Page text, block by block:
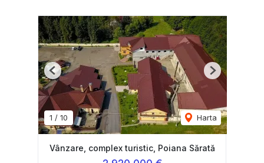
1 / 10 Harta
Previous Next
Vânzare, complex turistic, Poiana Sărată